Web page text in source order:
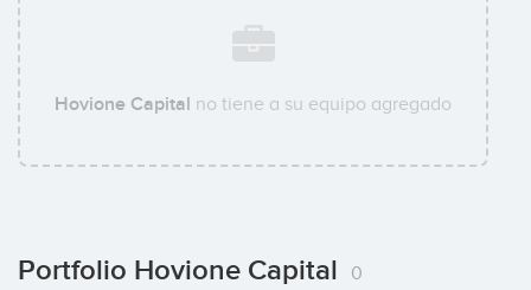
Hovione Capital no tiene a su equipo agregado
Portfolio Hovione Capital 0